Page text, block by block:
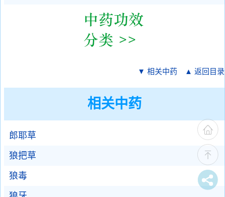
▼ 相关中药 ▲ 返回目录
相关中药
郎耶草
狼把草
狼毒